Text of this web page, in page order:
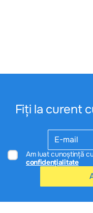
Fiți la curent
Am luat cunoștință
confidențialitate